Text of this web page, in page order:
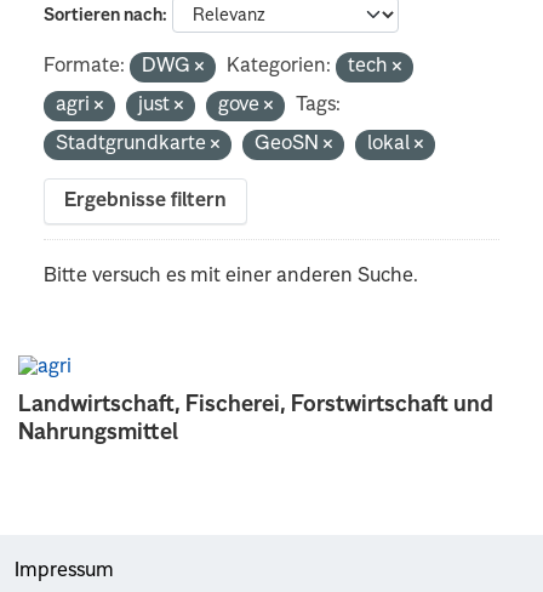
Landwirtschaft, Fischerei, Forstwirtschaft und
Nahrungsmittel
Sortieren nach
Formate: DWG Kategorien:
tech
agri
just gove
Tags:
Stadtgrundkarte
GeoSN lokal
Ergebnisse filtern
Bitte versuch es mit einer anderen Suche.
Impressum